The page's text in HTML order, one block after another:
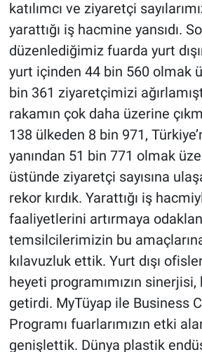
katılımcı ve ziyaretçi
yarattığı iş hacmine yansıdı.
düzenlediğimiz fuarda yurt
yurt içinden 44 bin 560 olmak
bin 361 ziyaretçimizi
rakamın çok daha üzerine
138 ülkeden 8 bin 971,
yanından 51 bin 771 olmak
üstünde ziyaretçi sayısına
rekor kırdık. Yarattığı iş
faaliyetlerini artırmaya
temsilcilerimizin bu
kılavuzluk ettik. Yurt dışı
heyeti programımızın sinerjisi,
getirdi. MyTüyap ile Business
Programı fuarlarımızın etki
genişlettik. Dünya plastik